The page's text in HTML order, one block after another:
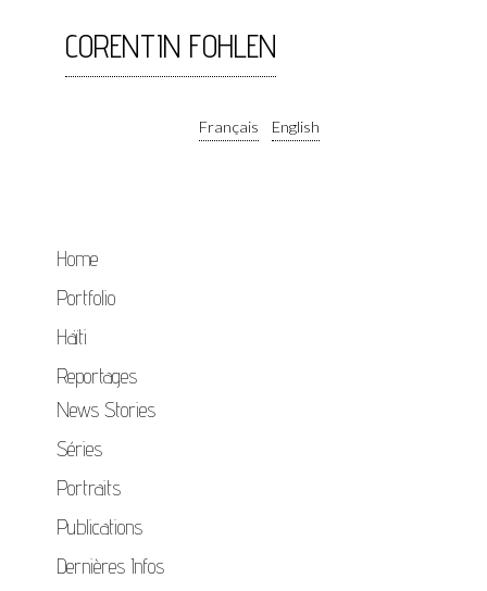
CORENTIN FOHLEN
Français English
Home
Portfolio
Haïti
Reportages
News Stories
Séries
Portraits
Publications
Dernières Infos